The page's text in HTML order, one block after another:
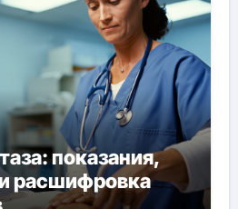
показания,
расшифровка